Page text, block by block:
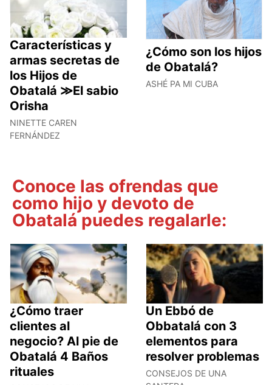
Características y
armas secretas de
los Hijos de
Obatalá ≫El sabio
Orisha
NINETTE CAREN
FERNÁNDEZ
¿Cómo son los hijos
de Obatalá?
ASHÉ PA MI CUBA
Conoce las ofrendas que
como hijo y devoto de
Obatalá puedes regalarle:
¿Cómo traer
clientes al
negocio? Al pie de
Obatalá 4 Baños
rituales
Un Ebbó de
Obbatalá con 3
elementos para
resolver problemas
CONSEJOS DE UNA